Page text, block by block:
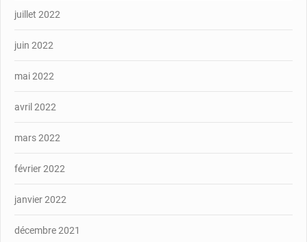
juillet 2022
juin 2022
mai 2022
avril 2022
mars 2022
février 2022
janvier 2022
décembre 2021